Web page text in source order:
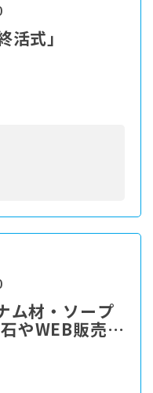
活式」
ム材・ソープ
やWEB販売出